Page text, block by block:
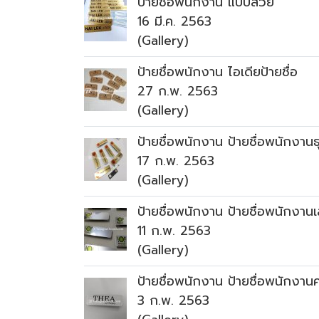
16 มี.ค. 2563
(Gallery)
ป้ายชื่อพนักงาน ไอเดียป้ายชื่อ
27 ก.พ. 2563
(Gallery)
ป้ายชื่อพนักงาน ป้ายชื่อพนักงาน
17 ก.พ. 2563
(Gallery)
ป้ายชื่อพนักงาน ป้ายชื่อพนักงาน
11 ก.พ. 2563
(Gallery)
ป้ายชื่อพนักงาน ป้ายชื่อพนักงาน
3 ก.พ. 2563